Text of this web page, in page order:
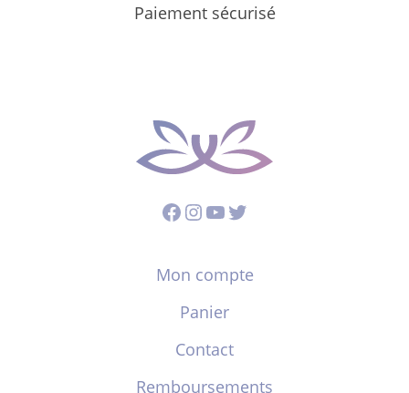
Paiement sécurisé
Facebook
Instagram
YouTube
Twitter
Mon compte
Panier
Contact
Remboursements